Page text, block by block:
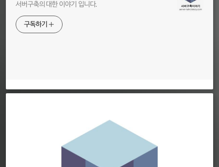
서버구축의 대한 이야기 입니다.
구독하기